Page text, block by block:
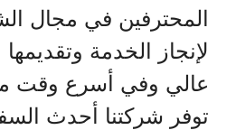
المحترفين في مجال
لإنجاز الخدمة
عالي وفي أسرع وقت
توفر شركتنا أحدث